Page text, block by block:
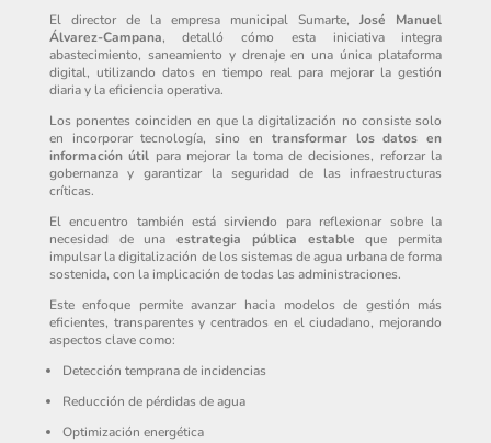
El director de la empresa municipal Sumarte,José Manuel
Álvarez-Campana, detalló cómo esta iniciativa integra
abastecimiento, saneamiento y drenaje en una única plataforma
digital, utilizando datos en tiempo real para mejorar la gestión
diaria y la eficiencia operativa.
Los ponentes coinciden en que la digitalización no consiste solo
en incorporar tecnología, sino en transformar los datos en
información útil para mejorar la toma de decisiones, reforzar la
gobernanza y garantizar la seguridad de las infraestructuras
críticas.
El encuentro también está sirviendo para reflexionar sobre la
necesidad de unaestrategia pública estable que permita
impulsar la digitalización de los sistemas de agua urbana de forma
sostenida, con la implicación de todas las administraciones.
Este enfoque permite avanzar hacia modelos de gestión más
eficientes, transparentes y centrados en el ciudadano, mejorando
aspectos clave como:
Detección temprana de incidencias
Reducción de pérdidas de agua
Optimización energética